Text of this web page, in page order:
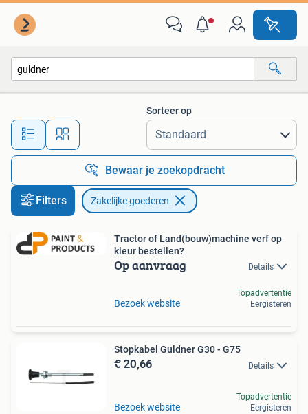
Alle afstanden…
Sorteer op
Bewaar je zoekopdracht
Filters Zakelijke goederen
Tractor of Land(bouw)machine verf op
kleur bestellen?
Op aanvraag Details
Bezoek website
Topadvertentie
Eergisteren
Stopkabel Guldner G30 - G75
€ 20,66 Details
Bezoek website
Topadvertentie
Eergisteren